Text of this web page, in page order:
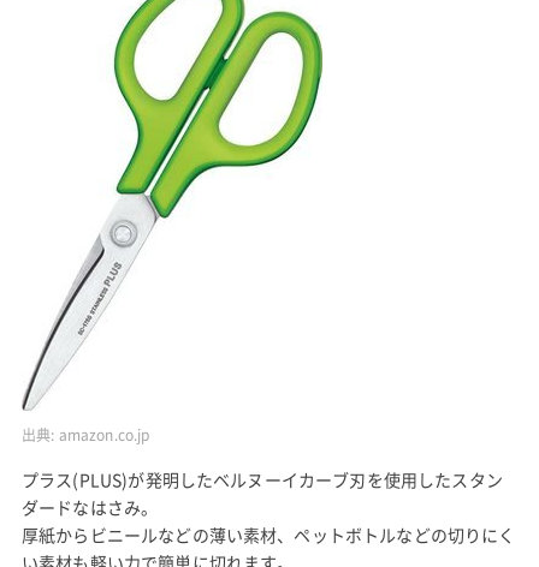
出典: amazon.co.jp
プラス(PLUS)が発明したベルヌーイカーブ刃を使用したスタン
ダードなはさみ。
厚紙からビニールなどの薄い素材、ペットボトルなどの切りにく